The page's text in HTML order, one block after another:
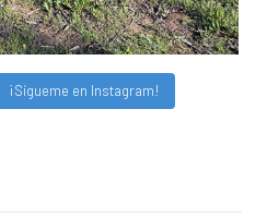
¡Sígueme en Instagram!